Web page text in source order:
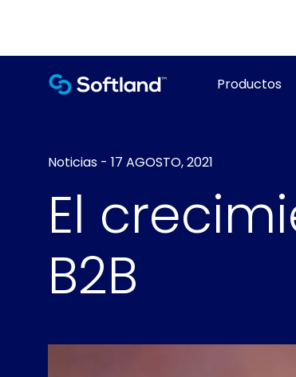
Productos
Noticias - 17 AGOSTO, 2021
El
B2B